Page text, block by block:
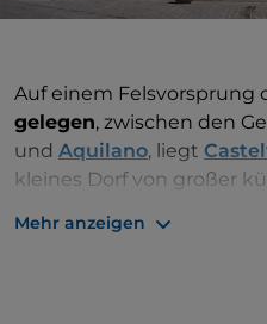
Auf einem Felsvorsprung
gelegen, zwischen den
und Aquilano, liegt
kleines Dorf von großer
Mehr anzeigen